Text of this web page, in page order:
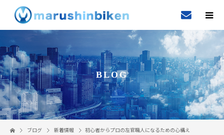
BLOG
ブログ 新着情報 初心者からプロの左官職人になるための心構え